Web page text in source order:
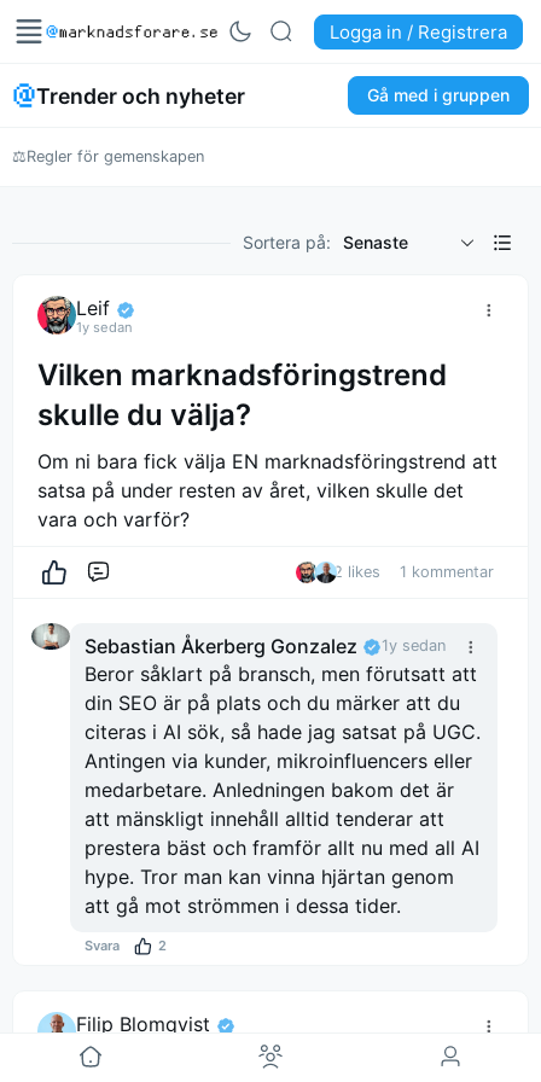
Logga in / Registrera
Trender och nyheter Gå med i gruppen
⚖Regler för gemenskapen
Sortera på: Senaste
Leif
1y sedan
Vilken marknadsföringstrend
skulle du välja?
Om ni bara fick välja EN marknadsföringstrend att
satsa på under resten av året, vilken skulle det
vara och varför?
2 likes 1 kommentar
Sebastian Åkerberg Gonzalez 1y sedan
Beror såklart på bransch, men förutsatt att
din SEO är på plats och du märker att du
citeras i AI sök, så hade jag satsat på UGC.
Antingen via kunder, mikroinfluencers eller
medarbetare. Anledningen bakom det är
att mänskligt innehåll alltid tenderar att
prestera bäst och framför allt nu med all AI
hype. Tror man kan vinna hjärtan genom
att gå mot strömmen i dessa tider.
Svara 2
Filip Blomqvist
1y sedan